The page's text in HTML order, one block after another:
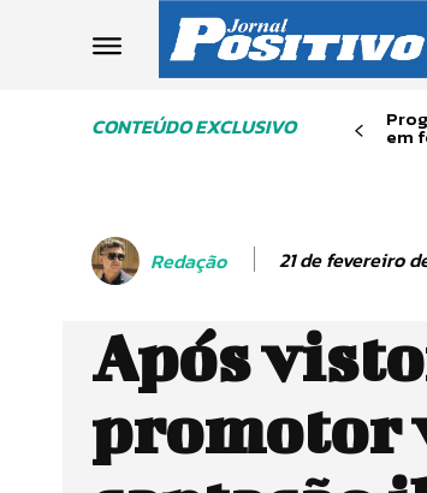
CONTEÚDO EXCLUSIVO em
Redação 21 de fevereiro
Após
promotor